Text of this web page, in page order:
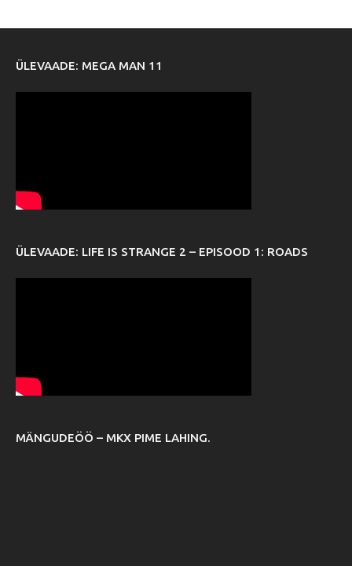
ÜLEVAADE: MEGA MAN 11
ÜLEVAADE: LIFE IS STRANGE 2 – EPISOOD 1: ROADS
MÄNGUDEÖÖ – MKX PIME LAHING.